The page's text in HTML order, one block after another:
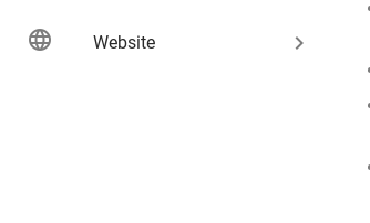
language Website keyboard_arrow_right